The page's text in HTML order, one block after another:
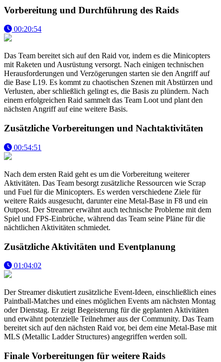
Vorbereitung und Durchführung des Raids
00:20:54
Das Team bereitet sich auf den Raid vor, indem es die Minicopters
mit Raketen und Ausrüstung versorgt. Nach einigen technischen
Herausforderungen und Verzögerungen starten sie den Angriff auf
die Base L19. Es kommt zu chaotischen Szenen mit Abstürzen und
Verlusten, aber schließlich gelingt es, die Basis zu plündern. Nach
einem erfolgreichen Raid sammelt das Team Loot und plant den
nächsten Angriff auf eine weitere Basis.
Zusätzliche Vorbereitungen und Nachtaktivitäten
00:54:51
Nach dem ersten Raid geht es um die Vorbereitung weiterer
Aktivitäten. Das Team besorgt zusätzliche Ressourcen wie Scrap
und Fuel für die Minicopters. Es werden verschiedene Ziele für
weitere Raids ausgesucht, darunter eine Metal-Base in F8 und ein
Outpost. Der Streamer erwähnt auch technische Probleme mit dem
Spiel und FPS-Einbrüche, während das Team seine Pläne für die
nächtlichen Aktivitäten schmiedet.
Zusätzliche Aktivitäten und Eventplanung
01:04:02
Der Streamer diskutiert zusätzliche Event-Ideen, einschließlich eines
Paintball-Matches und eines möglichen Events am nächsten Montag
oder Dienstag. Er zeigt Begeisterung für die geplanten Aktivitäten
und erwähnt potenzielle Teilnehmer aus der Community. Das Team
bereitet sich auf den nächsten Raid vor, bei dem eine Metal-Base mit
MLS (Metallic Ladder Structures) angegriffen werden soll.
Finale Vorbereitungen für weitere Raids